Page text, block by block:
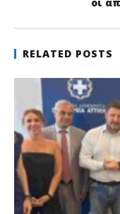
οι
RELATED POSTS